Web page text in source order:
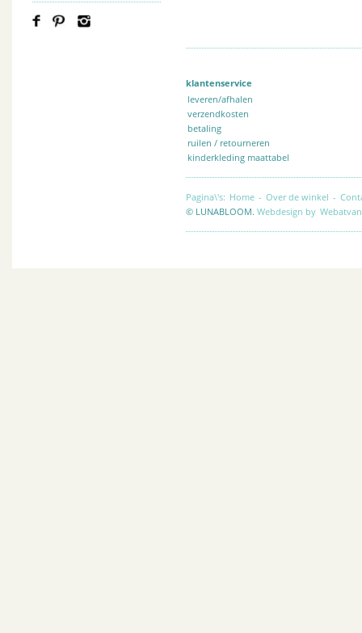
klantenservice
leveren/afhalen
verzendkosten
betaling
ruilen / retourneren
kinderkleding maattabel
Pagina\'s: Home - Over de winkel -
© LUNABLOOM. Webdesign by